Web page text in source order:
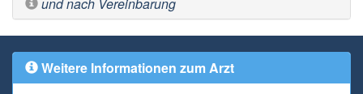
Weitere Informationen zum Arzt